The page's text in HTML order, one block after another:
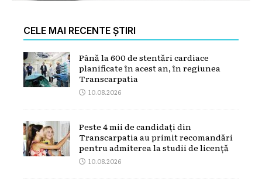
CELE MAI RECENTE ȘTIRI
Până la 600 de stentări cardiace
planificate în acest an, în regiunea
Transcarpatia
10.08.2026
Peste 4 mii de candidați din
Transcarpatia au primit recomandări
pentru admiterea la studii de licență
10.08.2026